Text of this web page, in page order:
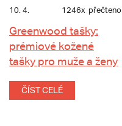
10. 4. 1246x přečteno
Greenwood tašky:
prémiové kožené
tašky pro muže a ženy
ČÍST CELÉ